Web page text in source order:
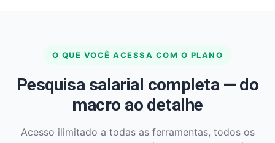
O QUE VOCÊ ACESSA COM O PLANO
Pesquisa salarial completa — do
macro ao detalhe
Acesso ilimitado a todas as ferramentas, todos os